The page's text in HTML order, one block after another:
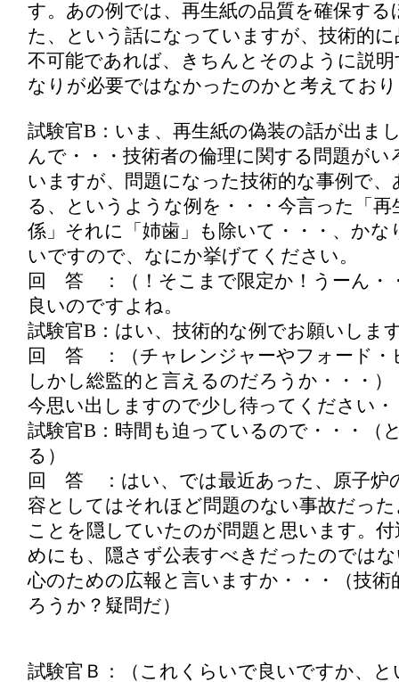
す。あの例では、再生紙の品質を確保す
た、という話になっていますが、技術的
不可能であれば、きちんとそのように説
なりが必要ではなかったのかと考えてお
試験官B：いま、再生紙の偽装の話が出ま
んで・・・技術者の倫理に関する問題が
いますが、問題になった技術的な事例で
る、というような例を・・・今言った「再
係」それに「姉歯」も除いて・・・、か
いですので、なにか挙げてください。
回 答 ：（！そこまで限定か！うーん・
良いのですよね。
試験官B：はい、技術的な例でお願いしま
回 答 ：（チャレンジャーやフォード・
しかし総監的と言えるのだろうか・・・
今思い出しますので少し待ってください・
試験官B：時間も迫っているので・・・（
る）
回 答 ：はい、では最近あった、原子炉
容としてはそれほど問題のない事故だっ
ことを隠していたのが問題と思います。
めにも、隠さず公表すべきだったのでは
心のための広報と言いますか・・・（技
ろうか？疑問だ）
試験官Ｂ：（これくらいで良いですか、